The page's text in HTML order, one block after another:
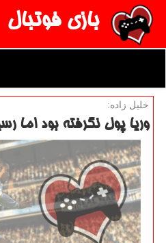
بازی فوتبال
خلیل زاده:
وریا پول نگرفته بود اما